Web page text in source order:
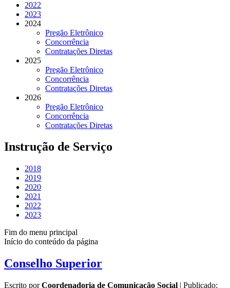
2022
2023
2024
Pregão Eletrônico
Concorrência
Contratações Diretas
2025
Pregão Eletrônico
Concorrência
Contratações Diretas
2026
Pregão Eletrônico
Concorrência
Contratações Diretas
Instrução de Serviço
2018
2019
2020
2021
2022
2023
Fim do menu principal
Início do conteúdo da página
Conselho Superior
Escrito porCoordenadoria de Comunicação Social | Publicado: